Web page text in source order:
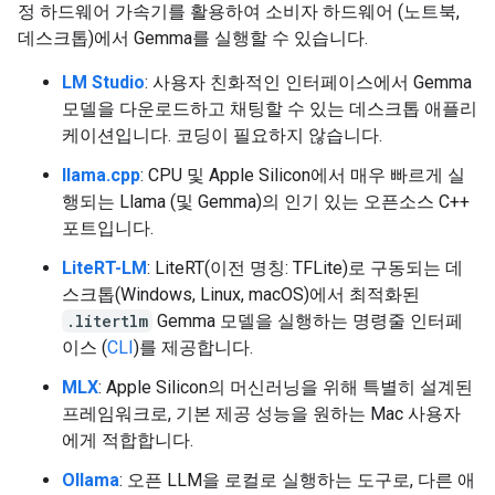
정 하드웨어 가속기를 활용하여 소비자 하드웨어 (노트북,
데스크톱)에서 Gemma를 실행할 수 있습니다.
LM Studio: 사용자 친화적인 인터페이스에서 Gemma
모델을 다운로드하고 채팅할 수 있는 데스크톱 애플리
케이션입니다. 코딩이 필요하지 않습니다.
llama.cpp: CPU 및 Apple Silicon에서 매우 빠르게 실
행되는 Llama (및 Gemma)의 인기 있는 오픈소스 C++
포트입니다.
LiteRT-LM: LiteRT(이전 명칭: TFLite)로 구동되는 데
스크톱(Windows, Linux, macOS)에서 최적화된
.litertlm Gemma 모델을 실행하는 명령줄 인터페
이스 (CLI)를 제공합니다.
MLX: Apple Silicon의 머신러닝을 위해 특별히 설계된
프레임워크로, 기본 제공 성능을 원하는 Mac 사용자
에게 적합합니다.
Ollama: 오픈 LLM을 로컬로 실행하는 도구로, 다른 애